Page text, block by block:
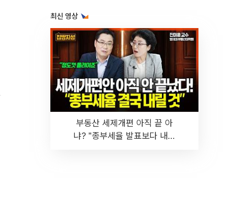
최신 영상
부동산 세제개편 아직 끝 아
냐? "종부세율 발표보다 내릴